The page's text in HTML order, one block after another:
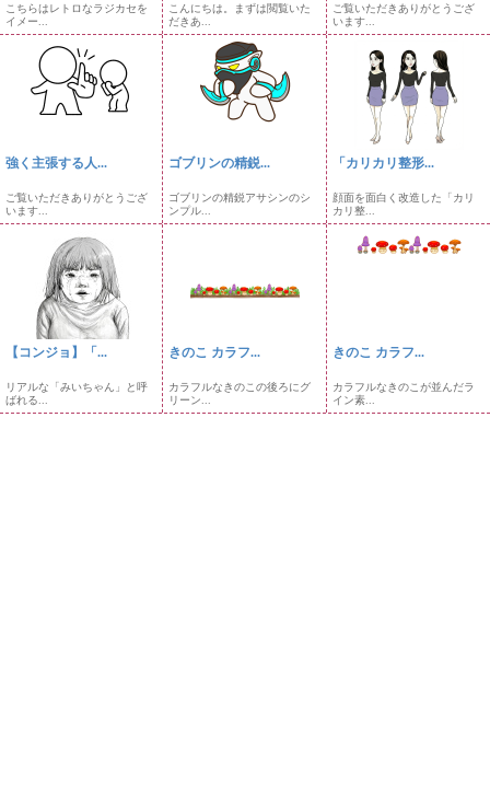
こちらはレトロなラジカセを
イメー...
こんにちは。まずは閲覧いた
だきあ...
ご覧いただきありがとうござ
います...
強く主張する人...
ご覧いただきありがとうござ
います...
ゴブリンの精鋭...
ゴブリンの精鋭アサシンのシ
ンプル...
「カリカリ整形...
顔面を面白く改造した「カリ
カリ整...
【コンジョ】「...
リアルな「みいちゃん」と呼
ばれる...
きのこ カラフ...
カラフルなきのこの後ろにグ
リーン...
きのこ カラフ...
カラフルなきのこが並んだラ
イン素...